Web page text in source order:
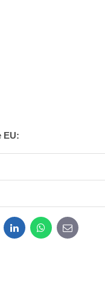
EU:
LinkedInWhatsApp
E-
mail